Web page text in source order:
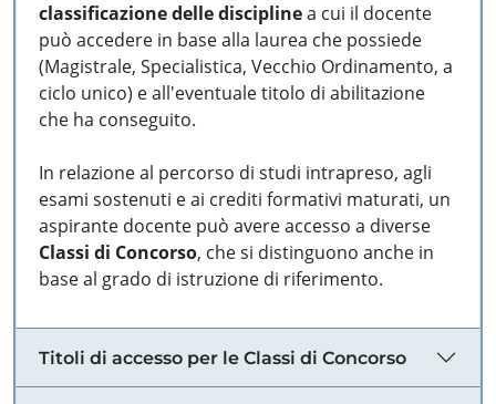
classificazione delle disciplinea cui il docente
può accedere in base alla laurea che possiede
(Magistrale, Specialistica, Vecchio Ordinamento, a
ciclo unico) e all'eventuale titolo di abilitazione
che ha conseguito.
In relazione al percorso di studi intrapreso, agli
esami sostenuti e ai crediti formativi maturati, un
aspirante docente può avere accesso a diverse
Classi di Concorso, che si distinguono anche in
base al grado di istruzione di riferimento.
Titoli di accesso per le Classi di Concorso